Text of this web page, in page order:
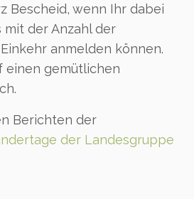
Bescheid, wenn Ihr dabei
mit der Anzahl der
anmelden können.
einen gemütlichen
Berichten der
der Landesgruppe